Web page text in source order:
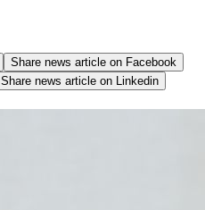
Share news article on Facebook
Share news article on
Linkedin